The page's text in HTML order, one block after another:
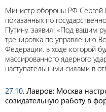
Министр обороны РФ Сергей
показанных по
Путину, заявил: «Под вашим
тренировка по управлению
Федерации, в ходе которой
массированного ядерного
наступательными силами в
27.10. Лавров: Москва
созидательную работу в